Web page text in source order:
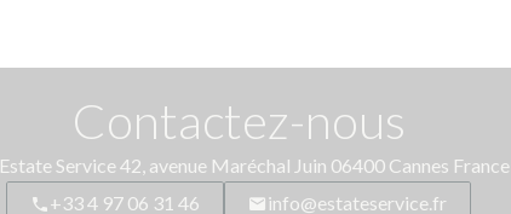
Contactez-nous
Estate Service42, avenue Maréchal Juin 06400 Cannes France
+33 4 97 06 31 46
info@estateservice.fr